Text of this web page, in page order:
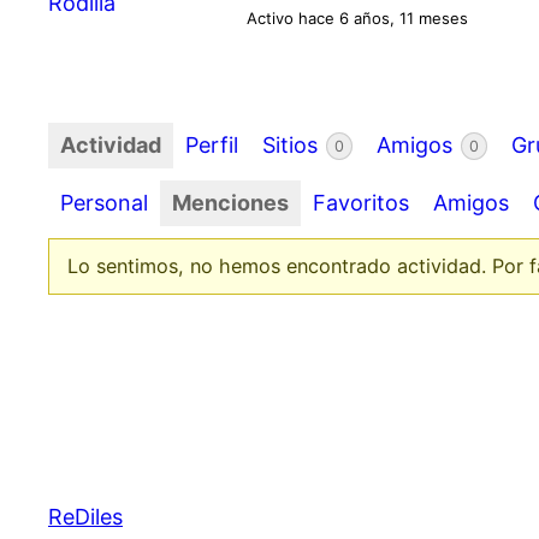
Activo hace 6 años, 11 meses
Actividad Perfil Sitios 0 Amigos 0
Personal Menciones Favoritos Amigos
Lo sentimos, no hemos encontrado actividad. Por
ReDiles